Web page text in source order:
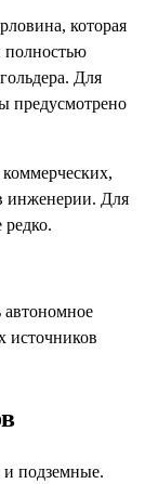
которая
полностью
Для
предусмотрено
инженерии. Для
редко.
автономное
источников
и подземные.